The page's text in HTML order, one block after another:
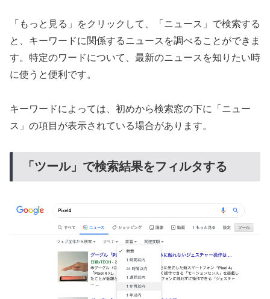
「もっと見る」をクリックして、「ニュース」で検索する
と、キーワードに関係するニュースを調べることができま
す。特定のワードについて、最新のニュースを知りたい時
に使うと便利です。
キーワードによっては、初めから検索窓の下に「ニュー
ス」の項目が表示されている場合があります。
「ツール」で検索結果をフィルタする